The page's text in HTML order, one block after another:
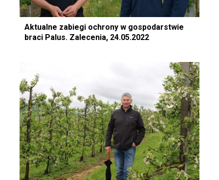
Aktualne zabiegi ochrony w gospodarstwie
braci Palus. Zalecenia, 24.05.2022